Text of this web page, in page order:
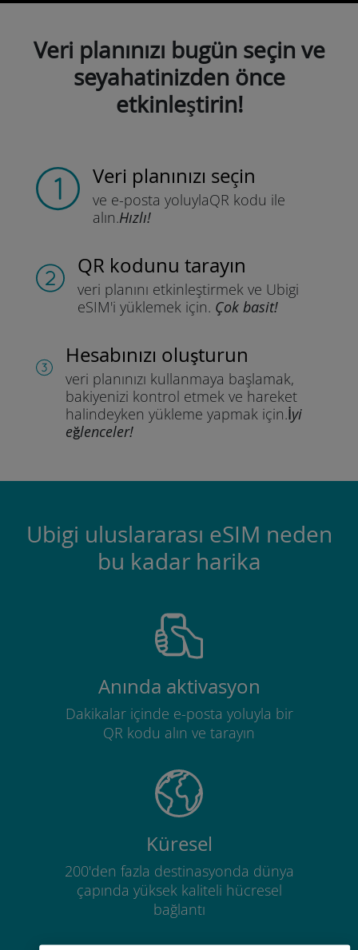
Veri planınızı bugün seçin ve
seyahatinizden önce
etkinleştirin!
Veri planınızı seçin
ve e-posta yoluylaQR kodu ile
alın.Hızlı!
QR kodunu tarayın
veri planını etkinleştirmek ve Ubigi
eSIM'i yüklemek için. Çok basit!
Hesabınızı oluşturun
veri planınızı kullanmaya başlamak,
bakiyenizi kontrol etmek ve hareket
halindeyken yükleme yapmak için.İyi
eğlenceler!
Ubigi uluslararası eSIM neden
bu kadar harika
Anında aktivasyon
Dakikalar içinde e-posta yoluyla bir
QR kodu alın ve tarayın
Küresel
200'den fazla destinasyonda dünya
çapında yüksek kaliteli hücresel
bağlantı